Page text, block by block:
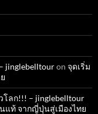
jinglebelltouron จุดเริ่ม
ลก!!! – jinglebelltour
แท้ จากญี่ปุ่นสู่เมืองไทย